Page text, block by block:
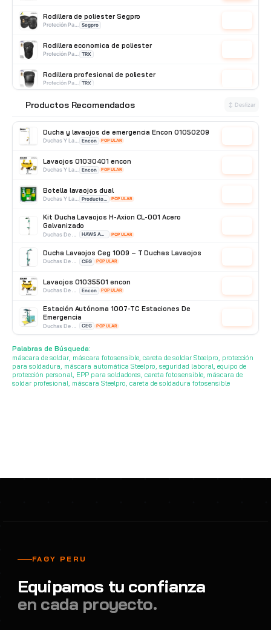
Rodillera de poliester Segpro
Proteción Para Soldar Segpro
Rodillera economica de poliester
Proteción Para Soldar TRX
Rodillera profesional de poliester
Proteción Para Soldar TRX
Rodillera profesional de cuero Cotizar
Productos Recomendados ↕ Deslizar
Ducha y lavaojos de emergencia Encon 01050209
Duchas Y Lavaojos Encon POPULAR
Lavaojos 01030401 encon
Duchas Y Lavaojos Encon POPULAR
Botella lavaojos dual
Duchas Y Lavaojos POPULAR
Kit Ducha Lavaojos H-Axion CL-001 Acero
Galvanizado
HAWS AVLIS POPULAR
Ducha Lavaojos Ceg 1009 – T Duchas Lavaojos
Duchas De Acero Galvanizado CEG POPULAR
Lavaojos 01035501 encon
Duchas De Pared Encon POPULAR
Estación Autónoma 1007-TC Estaciones De
Emergencia
CEG POPULAR
Botella Lavaojos Haws Avlis 500 ml.
Duchas Lavaojos Portatiles
Palabras de Búsqueda:
máscara de soldar, máscara fotosensible, careta de soldar Steelpro, protección
para soldadura, máscara automática Steelpro, seguridad laboral, equipo de
protección personal, EPP para soldadores, careta fotosensible, máscara de
soldar profesional, máscara Steelpro, careta de soldadura fotosensible
FAGY PERU
Equipamos tu confianza
en cada proyecto.